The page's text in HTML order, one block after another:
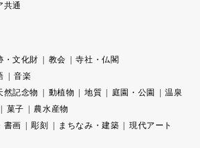
共通
・文化財 教会
寺社・仏閣
音楽
然記念物 動植物 地質 庭園・公園
温泉
菓子
農水産物
書画 彫刻 まちなみ・建築
現代アート